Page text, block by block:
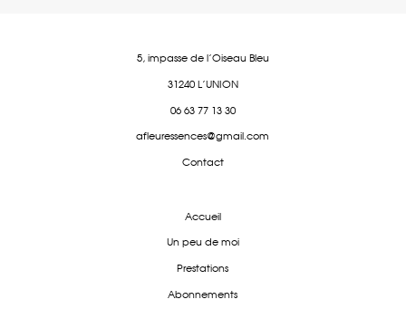
5, impasse de l'Oiseau Bleu
31240 L'UNION
06 63 77 13 30
afleuressences@gmail.com
Contact
Accueil
Un peu de moi
Prestations
Abonnements